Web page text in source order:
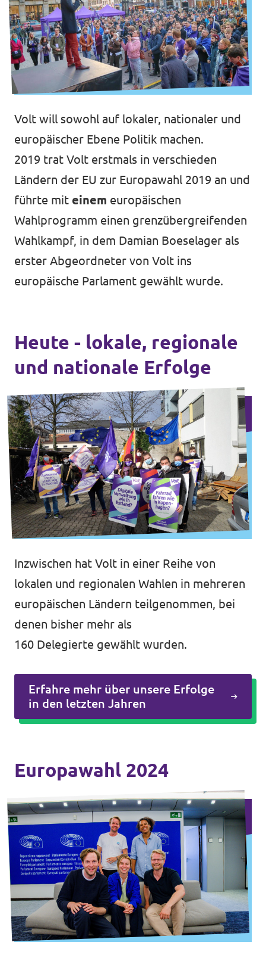
Volt will sowohl auf lokaler, nationaler und
europäischer Ebene Politik machen.
2019 trat Volt erstmals in verschieden
Ländern der EU zur Europawahl 2019 an und
führte mit einem europäischen
Wahlprogramm einen grenzübergreifenden
Wahlkampf, in dem Damian Boeselager als
erster Abgeordneter von Volt ins
europäische Parlament gewählt wurde.
Heute - lokale, regionale
und nationale Erfolge
Inzwischen hat Volt in einer Reihe von
lokalen und regionalen Wahlen in mehreren
europäischen Ländern teilgenommen, bei
denen bisher mehr als
160 Delegierte gewählt wurden.
Erfahre mehr über unsere Erfolge
in den letzten Jahren
Europawahl 2024